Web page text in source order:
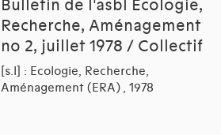
Bulletin de l'asbl Écologie,
Recherche, Aménagement
no 2, juillet 1978 / Collectif
[s.l] : Ecologie, Recherche,
Aménagement (ERA) , 1978